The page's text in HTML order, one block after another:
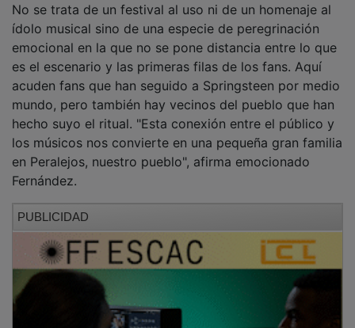
No se trata de un festival al uso ni de un homenaje al
ídolo musical sino de una especie de peregrinación
emocional en la que no se pone distancia entre lo que
es el escenario y las primeras filas de los fans. Aquí
acuden fans que han seguido a Springsteen por medio
mundo, pero también hay vecinos del pueblo que han
hecho suyo el ritual. "Esta conexión entre el público y
los músicos nos convierte en una pequeña gran familia
en Peralejos, nuestro pueblo", afirma emocionado
Fernández.
PUBLICIDAD